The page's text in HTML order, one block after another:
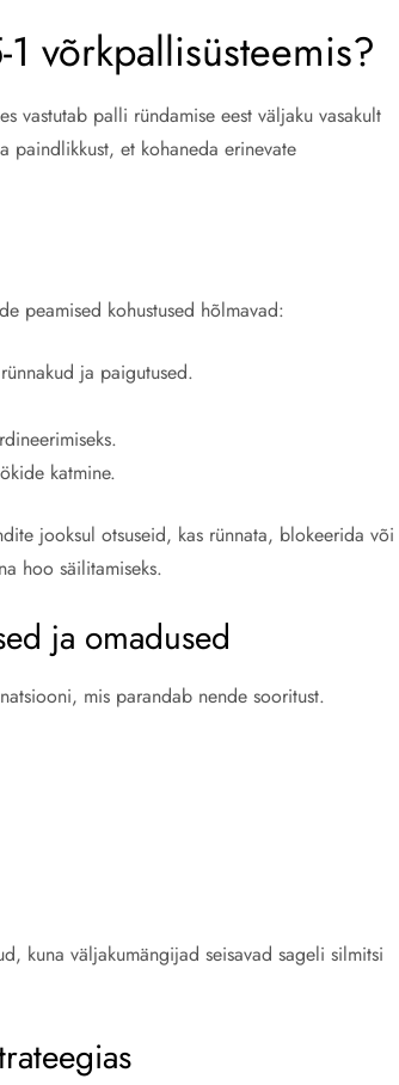
võrkpallisüsteemis?
vastutab palli ründamise eest väljaku vasakult
paindlikkust, et kohaneda erinevate
peamised kohustused hõlmavad:
ja paigutused.
katmine.
jooksul otsuseid, kas rünnata, blokeerida või
hoo säilitamiseks.
ja omadused
mis parandab nende sooritust.
kuna väljakumängijad seisavad sageli silmitsi